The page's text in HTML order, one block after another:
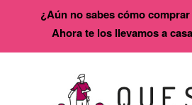
¿Aún no sabes cómo
Ahora te los llevamos a casa